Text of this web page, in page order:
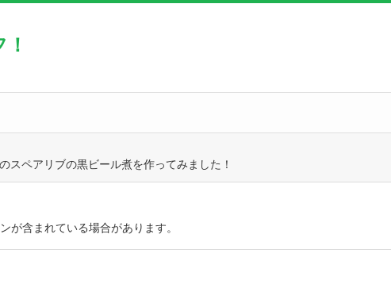
スペアリブの黒ビール煮を作ってみました！
が含まれている場合があります。